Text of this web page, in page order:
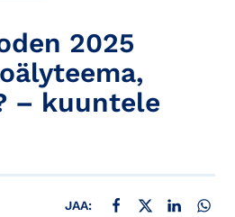
2025
– kuuntele
JAA: JAA FACEBOOKISSA
JAA X:SSÄ JAA